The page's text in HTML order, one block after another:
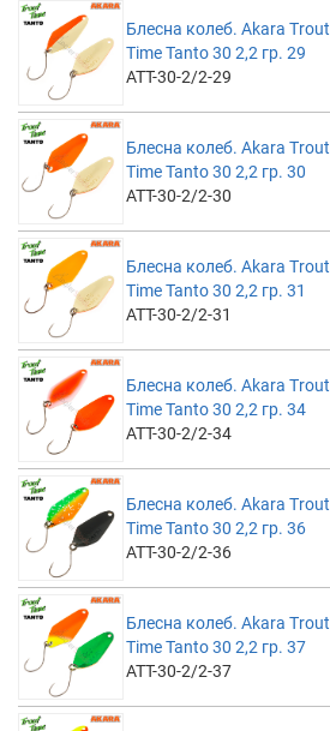
Блесна колеб. Akara Trout
Time Tanto 30 2,2 гр. 29
ATT-30-2/2-29
Блесна колеб. Akara Trout
Time Tanto 30 2,2 гр. 30
ATT-30-2/2-30
Блесна колеб. Akara Trout
Time Tanto 30 2,2 гр. 31
ATT-30-2/2-31
Блесна колеб. Akara Trout
Time Tanto 30 2,2 гр. 34
ATT-30-2/2-34
Блесна колеб. Akara Trout
Time Tanto 30 2,2 гр. 36
ATT-30-2/2-36
Блесна колеб. Akara Trout
Time Tanto 30 2,2 гр. 37
ATT-30-2/2-37